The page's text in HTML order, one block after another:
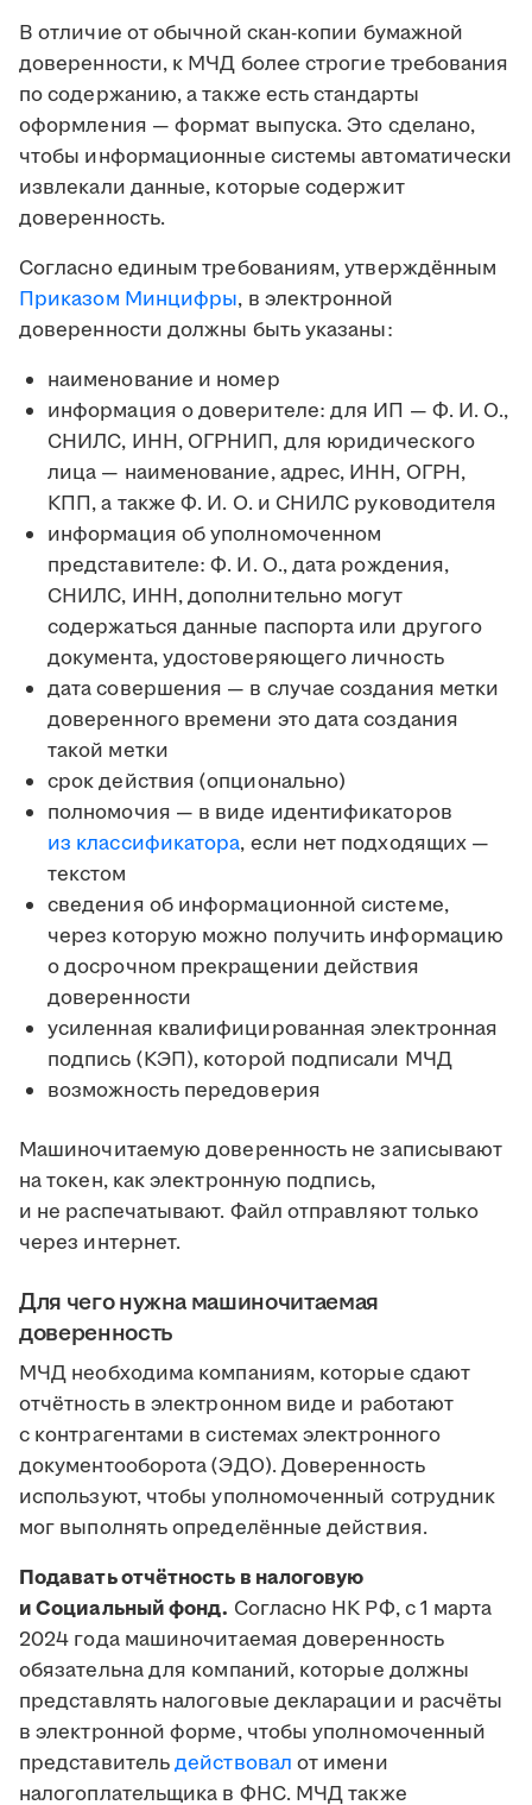
В отличие от обычной скан-копии бумажной
доверенности, к МЧД более строгие требования
по содержанию, а также есть стандарты
оформления — формат выпуска. Это сделано,
чтобы информационные системы автоматически
извлекали данные, которые содержит
доверенность.
Согласно единым требованиям, утверждённым
Приказом Минцифры, в электронной
доверенности должны быть указаны:
наименование и номер
информация о доверителе: для ИП — Ф. И. О.,
СНИЛС, ИНН, ОГРНИП, для юридического
лица — наименование, адрес, ИНН, ОГРН,
КПП, а также Ф. И. О. и СНИЛС руководителя
информация об уполномоченном
представителе: Ф. И. О., дата рождения,
СНИЛС, ИНН, дополнительно могут
содержаться данные паспорта или другого
документа, удостоверяющего личность
дата совершения — в случае создания метки
доверенного времени это дата создания
такой метки
срок действия (опционально)
полномочия — в виде идентификаторов
из классификатора, если нет подходящих —
текстом
сведения об информационной системе,
через которую можно получить информацию
о досрочном прекращении действия
доверенности
усиленная квалифицированная электронная
подпись (КЭП), которой подписали МЧД
возможность передоверия
Машиночитаемую доверенность не записывают
на токен, как электронную подпись,
и не распечатывают. Файл отправляют только
через интернет.
Для чего нужна машиночитаемая
доверенность
МЧД необходима компаниям, которые сдают
отчётность в электронном виде и работают
с контрагентами в системах электронного
документооборота (ЭДО). Доверенность
используют, чтобы уполномоченный сотрудник
мог выполнять определённые действия.
Подавать отчётность в налоговую
и Социальный фонд. Согласно НК РФ, с 1 марта
2024 года машиночитаемая доверенность
обязательна для компаний, которые должны
представлять налоговые декларации и расчёты
в электронной форме, чтобы уполномоченный
представительдействовал от имени
налогоплательщика в ФНС. МЧД также